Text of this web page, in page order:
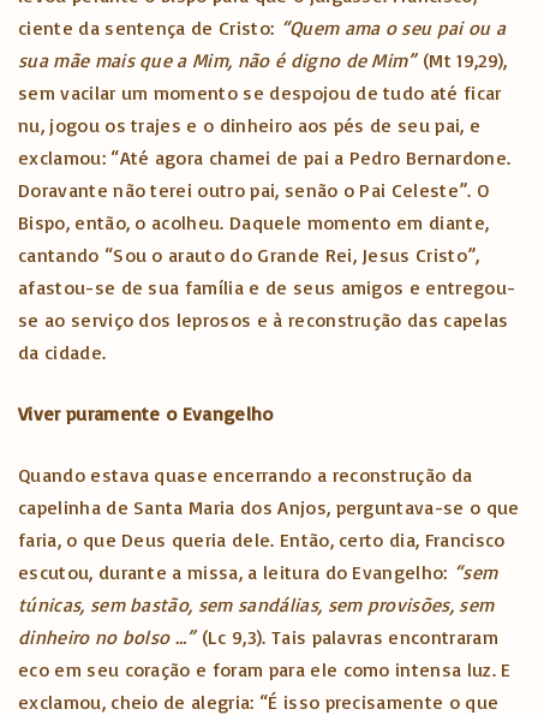
ciente da sentença de Cristo: “Quem ama o seu pai ou a
sua mãe mais que a Mim, não é digno de Mim”(Mt 19,29),
sem vacilar um momento se despojou de tudo até ficar
nu, jogou os trajes e o dinheiro aos pés de seu pai, e
exclamou: “Até agora chamei de pai a Pedro Bernardone.
Doravante não terei outro pai, senão o Pai Celeste”. O
Bispo, então, o acolheu. Daquele momento em diante,
cantando “Sou o arauto do Grande Rei, Jesus Cristo”,
afastou-se de sua família e de seus amigos e entregou-
se ao serviço dos leprosos e à reconstrução das capelas
da cidade.
Viver puramente o Evangelho
Quando estava quase encerrando a reconstrução da
capelinha de Santa Maria dos Anjos, perguntava-se o que
faria, o que Deus queria dele. Então, certo dia, Francisco
escutou, durante a missa, a leitura do Evangelho: “sem
túnicas, sem bastão, sem sandálias, sem provisões, sem
dinheiro no bolso …”(Lc 9,3). Tais palavras encontraram
eco em seu coração e foram para ele como intensa luz. E
exclamou, cheio de alegria: “É isso precisamente o que